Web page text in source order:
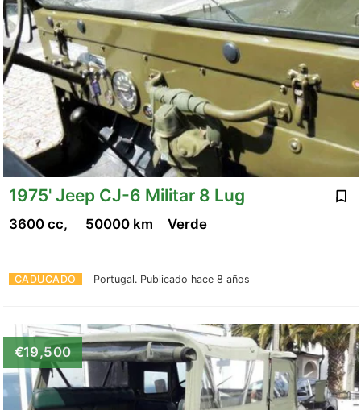
1975' Jeep CJ-6 Militar 8 Lug
CADUCADO Portugal. Publicado hace 8 años
3600 cc, 50000 km Verde
€19,500